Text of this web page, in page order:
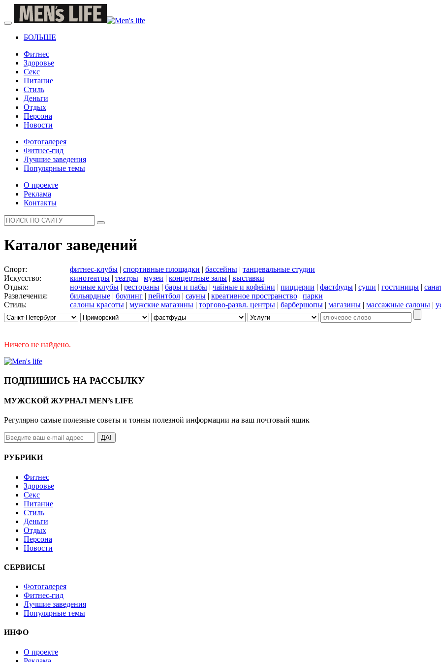
БОЛЬШЕ
Фитнес
Здоровье
Секс
Питание
Стиль
Деньги
Отдых
Персона
Новости
Фотогалерея
Фитнес-гид
Лучшие заведения
Популярные темы
О проекте
Реклама
Контакты
Каталог заведений
Спорт: фитнес-клубы | спортивные площадки | бассейны | танцевальные студии
Искусство:
кинотеатры | театры | музеи | концертные залы | выставки
Отдых:
ночные клубы | рестораны | бары и пабы | чайные и кофейни | пиццерии | фастфуды | суши | гостиницы |
Развлечения:
бильярдные | боулинг | пейнтбол | сауны | креативное пространство | парки
Стиль:
салоны красоты | мужские магазины | торгово-развл. центры | барбершопы | магазины | массажные салоны |
Ничего не найдено.
ПОДПИШИСЬ НА РАССЫЛКУ
МУЖСКОЙ ЖУРНАЛ MEN’s LIFE
Регулярно самые полезные советы и тонны полезной информации на ваш почтовый ящик
ДА!
РУБРИКИ
Фитнес
Здоровье
Секс
Питание
Стиль
Деньги
Отдых
Персона
Новости
СЕРВИСЫ
Фотогалерея
Фитнес-гид
Лучшие заведения
Популярные темы
ИНФО
О проекте